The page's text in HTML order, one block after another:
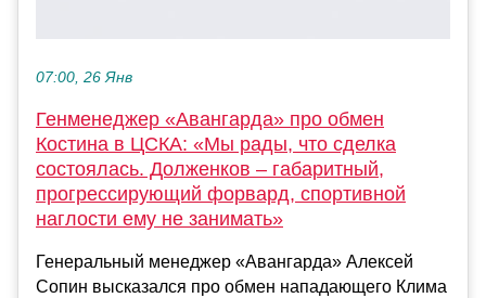
07:00, 26 Янв
Генменеджер «Авангарда» про обмен
Костина в ЦСКА: «Мы рады, что сделка
состоялась. Долженков – габаритный,
прогрессирующий форвард, спортивной
наглости ему не занимать»
Генеральный менеджер «Авангарда» Алексей
Сопин высказался про обмен нападающего Клима